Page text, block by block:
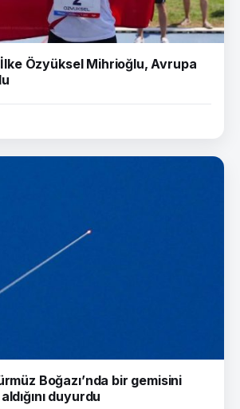
Özyüksel Mihrioğlu, Avrupa
Boğazı’nda bir gemisini
duyurdu